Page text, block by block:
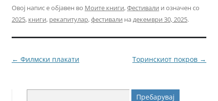
c
e
b
o
k
itt
er
ai
l
ss
e
n
Овој напис е објавен во Моите книги,Фестивали и означен со
2025, книги, рекапитулар,фестивали на декември 30, 2025.
Навигација
← Филмски плакати Торинскиот покров →